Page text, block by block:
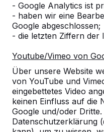
- Google Analytics ist
- haben wir eine
Google abgeschlossen;
- die letzten Ziffern der
Youtube/Vimeo von
Über unsere Website
von YouTube und
eingebettetes Video
keinen Einfluss auf die
Google und/oder
Datenschutzerklärung